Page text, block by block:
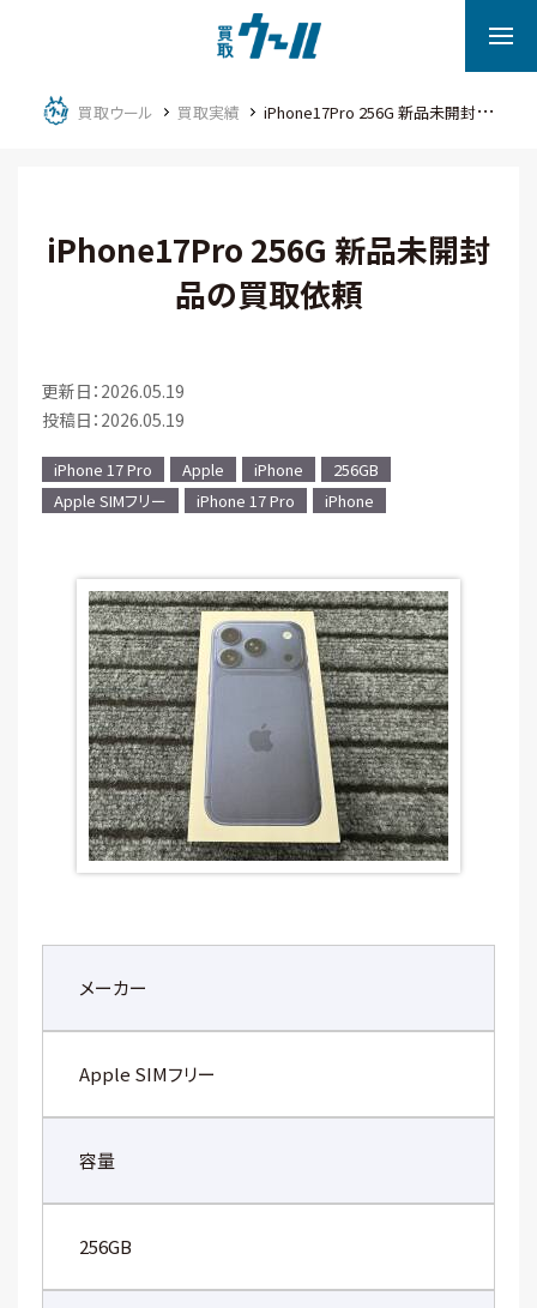
買取ウール 買取実績 iPhone17Pro 256G 新品未開封品の買取依頼
iPhone17Pro 256G 新品未開封
品の買取依頼
更新日：2026.05.19
投稿日：2026.05.19
iPhone 17 Pro Apple iPhone
256GB
Apple SIMフリー
iPhone 17 Pro iPhone
メーカー
Apple SIMフリー
容量
256GB